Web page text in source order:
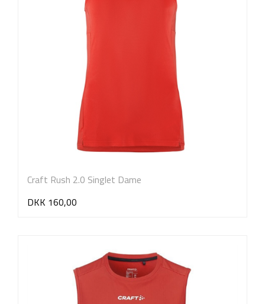
Craft Rush 2.0 Singlet Dame
DKK 160,00